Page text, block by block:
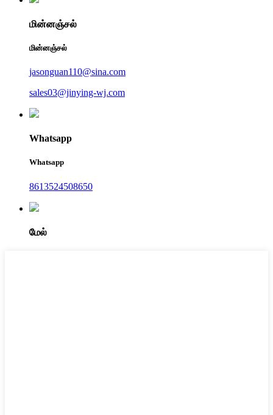
மின்னஞ்சல்
மின்னஞ்சல்
jasonguan110@sina.com
sales03@jinying-wj.com
Whatsapp
Whatsapp
8613524508650
மேல்